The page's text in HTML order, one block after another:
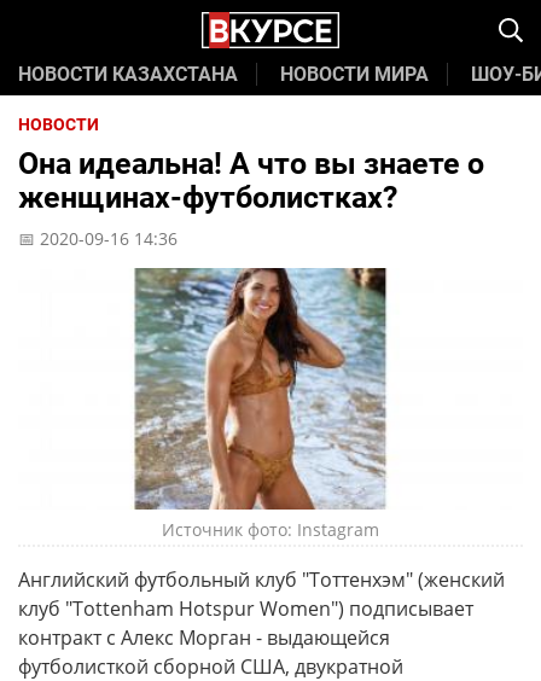
НОВОСТИ КАЗАХСТАНА НОВОСТИ МИРА ШОУ-
НОВОСТИ
Она идеальна! А что вы знаете о
женщинах-футболистках?
📅 2020-09-16 14:36
Источник фото: Instagram
Английский футбольный клуб "Тоттенхэм" (женский
клуб "Tottenham Hotspur Women") подписывает
контракт с Алекс Морган - выдающейся
футболисткой сборной США, двукратной